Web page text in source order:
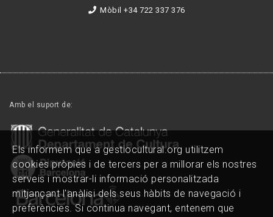
Mòbil +34 722 337 376
Amb el suport de:
Els informem que a gestiocultural.org utilitzem
cookies pròpies i de tercers per a millorar els nostres
serveis i mostrar-li informació personalitzada
mitjançant l'anàlisi dels seus hàbits de navegació i
preferències. Si continua navegant, entenem que